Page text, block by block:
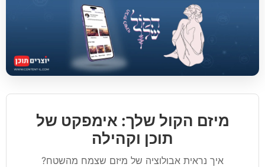
מיזם הקול שלך: אימפקט של
תוכן וקהילה
איך נראית אבולוציה של מיזם שצמח מהשטח?